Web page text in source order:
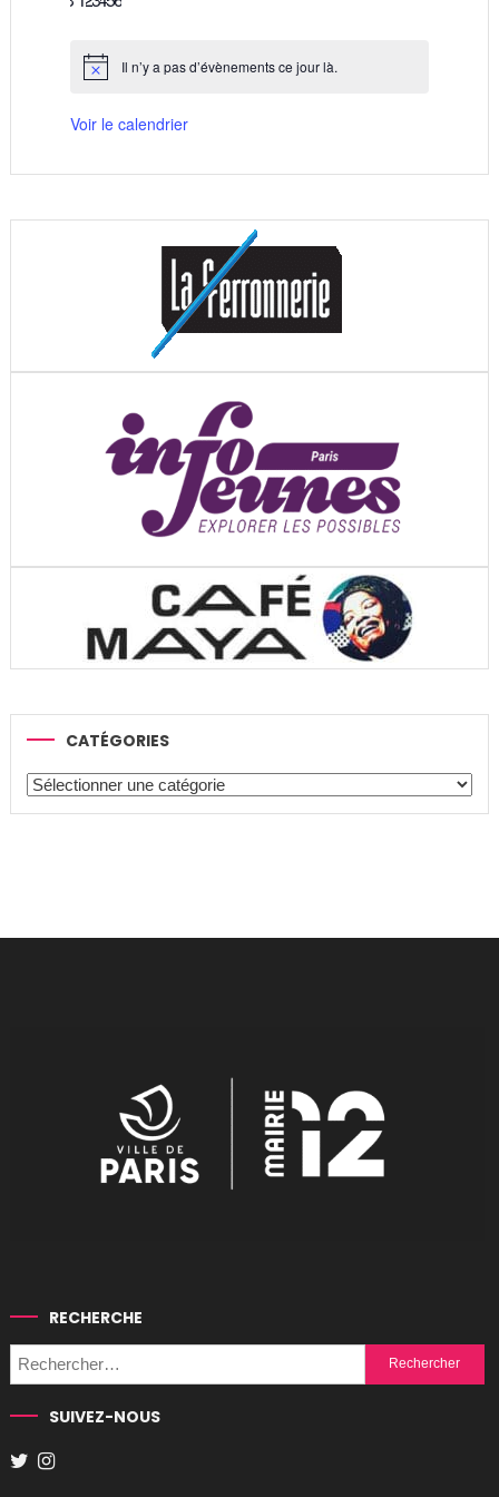
Notice Il n’y a pas d’évènements ce jour là.
Voir le calendrier
CATÉGORIES
Catégories
RECHERCHE
Rechercher :
SUIVEZ-NOUS